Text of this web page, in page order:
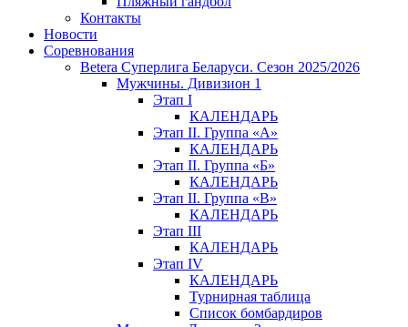
Контакты
Новости
Соревнования
Betera Суперлига Беларуси. Сезон 2025/2026
Мужчины. Дивизион 1
Этап I
КАЛЕНДАРЬ
Этап II. Группа «А»
КАЛЕНДАРЬ
Этап II. Группа «Б»
КАЛЕНДАРЬ
Этап II. Группа «В»
КАЛЕНДАРЬ
Этап III
КАЛЕНДАРЬ
Этап IV
КАЛЕНДАРЬ
Турнирная таблица
Список бомбардиров